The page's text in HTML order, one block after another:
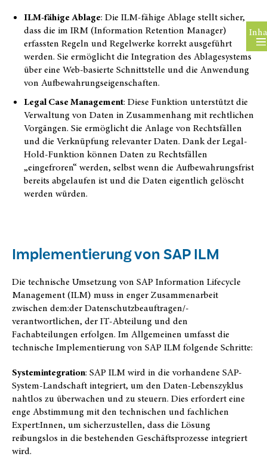
ILM-fähige Ablage: Die ILM-fähige Ablage stellt sicher,
dass die im IRM (Information Retention Manager)
erfassten Regeln und Regelwerke korrekt ausgeführt
werden. Sie ermöglicht die Integration des Ablagesystems
über eine Web-basierte Schnittstelle und die Anwendung
von Aufbewahrungseigenschaften.
Legal Case Management: Diese Funktion unterstützt die
Verwaltung von Daten in Zusammenhang mit rechtlichen
Vorgängen. Sie ermöglicht die Anlage von Rechtsfällen
und die Verknüpfung relevanter Daten. Dank der Legal-
Hold-Funktion können Daten zu Rechtsfällen
„eingefroren“ werden, selbst wenn die Aufbewahrungsfrist
bereits abgelaufen ist und die Daten eigentlich gelöscht
werden würden.
Implementierung von SAP ILM
Die technische Umsetzung von SAP Information Lifecycle
Management (ILM) muss in enger Zusammenarbeit
zwischen dem:der Datenschutzbeauftragen/-
verantwortlichen, der IT-Abteilung und den
Fachabteilungen erfolgen. Im Allgemeinen umfasst die
technische Implementierung von SAP ILM folgende Schritte:
Systemintegration: SAP ILM wird in die vorhandene SAP-
System-Landschaft integriert, um den Daten-Lebenszyklus
nahtlos zu überwachen und zu steuern. Dies erfordert eine
enge Abstimmung mit den technischen und fachlichen
Expert:Innen, um sicherzustellen, dass die Lösung
reibungslos in die bestehenden Geschäftsprozesse integriert
wird.